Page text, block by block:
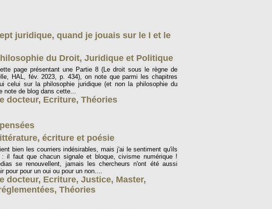
juridique, quand je jouais sur le I et le
du Droit, Juridique et Politique
page présentant une Partie 8 (Le droit sous le règne de
HAL, fév. 2023, p. 434), on note que parmi les chapitres
celui sur la philosophie juridique (et non la philosophie du
note de blog dans cette...
docteur, Ecriture, Théories
écriture et poésie
bien les courriers indésirables, mais j'ai le sentiment qu'ils
il faut que chacun signale et bloque, civisme numérique !
se renouvellent, jamais les chercheurs n'ont été aussi
pour pour un oui ou pour un non....
docteur, Ecriture, Justice, Master,
, Théories